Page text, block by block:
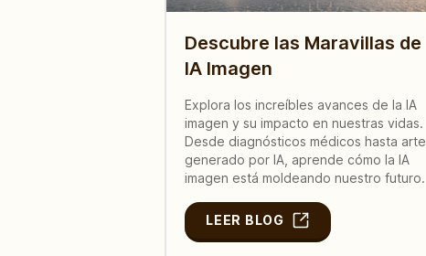
Descubre las Maravillas de
IA Imagen
Explora los increíbles avances de la IA
imagen y su impacto en nuestras vidas.
Desde diagnósticos médicos hasta arte
generado por IA, aprende cómo la IA
imagen está moldeando nuestro futuro.
LEER BLOG